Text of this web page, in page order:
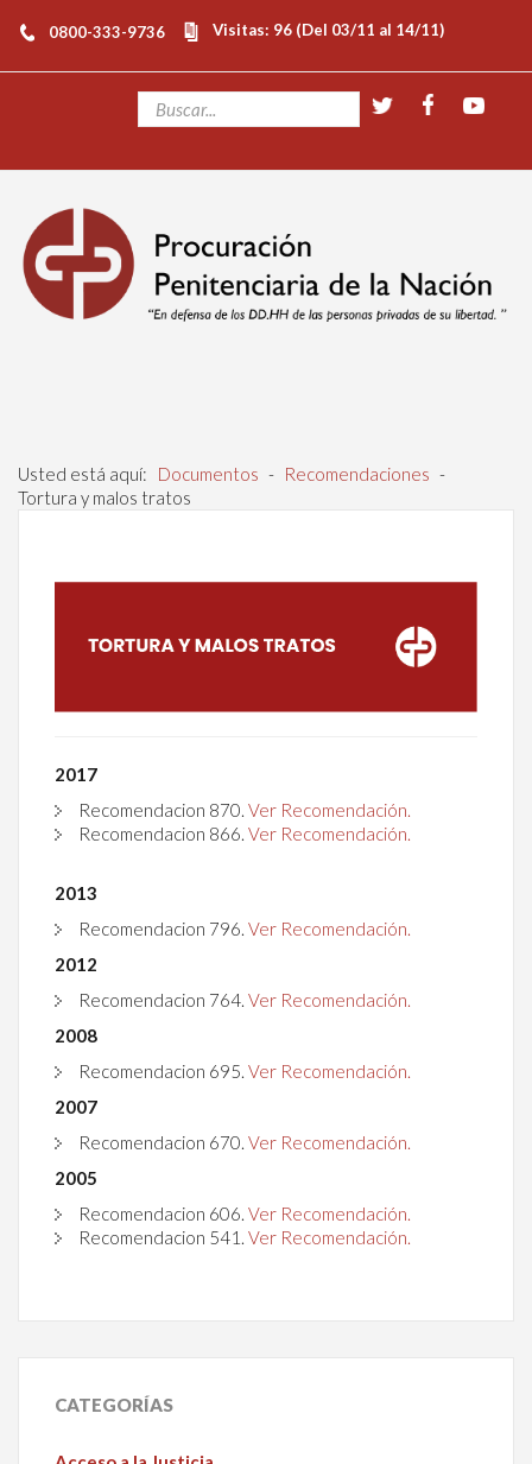
0800-333-9736 Visitas: 96 (Del 03/11 al 14/11)
Usted está aquí: Documentos - Recomendaciones -
Tortura y malos tratos
2017
Recomendacion 870. Ver Recomendación.
Recomendacion 866. Ver Recomendación.
2013
Recomendacion 796. Ver Recomendación.
2012
Recomendacion 764. Ver Recomendación.
2008
Recomendacion 695. Ver Recomendación.
2007
Recomendacion 670. Ver Recomendación.
2005
Recomendacion 606. Ver Recomendación.
Recomendacion 541 . Ver Recomendación.
CATEGORÍAS